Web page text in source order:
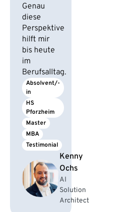
Genau
diese
Perspektive
hilft mir
bis heute
im
Berufsalltag.
Absolvent/-
in
HS
Pforzheim
Master
MBA
Testimonial
Kenny
Ochs
AI
Solution
Architect